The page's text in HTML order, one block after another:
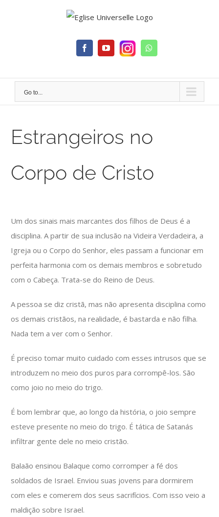
FacebookYouTube
Go to...
Estrangeiros no
Corpo de Cristo
Um dos sinais mais marcantes dos filhos de Deus é a
disciplina. A partir de sua inclusão na Videira Verdadeira, a
Igreja ou o Corpo do Senhor, eles passam a funcionar em
perfeita harmonia com os demais membros e sobretudo
com o Cabeça. Trata-se do Reino de Deus.
A pessoa se diz cristã, mas não apresenta disciplina como
os demais cristãos, na realidade, é bastarda e não filha.
Nada tem a ver com o Senhor.
É preciso tomar muito cuidado com esses intrusos que se
introduzem no meio dos puros para corrompê-los. São
como joio no meio do trigo.
É bom lembrar que, ao longo da história, o joio sempre
esteve presente no meio do trigo. É tática de Satanás
infiltrar gente dele no meio cristão.
Balaão ensinou Balaque como corromper a fé dos
soldados de Israel. Enviou suas jovens para dormirem
com eles e comerem dos seus sacrifícios. Com isso veio a
maldição sobre Israel.